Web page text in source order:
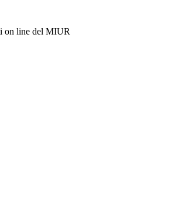
on line del MIUR